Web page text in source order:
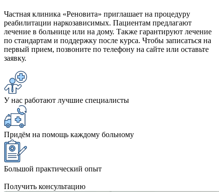
Частная клиника «Реновита» приглашает на процедуру
реабилитации наркозависимых. Пациентам предлагают
лечение в больнице или на дому. Также гарантируют лечение
по стандартам и поддержку после курса. Чтобы записаться на
первый прием, позвоните по телефону на сайте или оставьте
заявку.
У нас работают лучшие специалисты
Придём на помощь каждому больному
Большой практический опыт
Получить консультацию